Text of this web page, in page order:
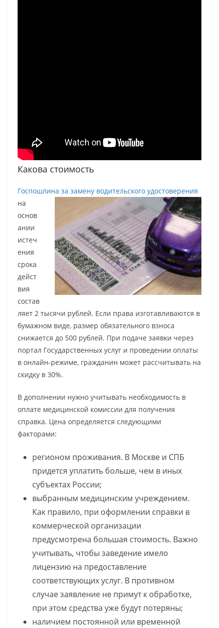
Какова стоимость
Госпошлина за замену водительского удостоверения
на
основ
ании
истеч
ения
срока
дейст
вия
состав
ляет 2 тысячи рублей. Если права изготавливаются в
бумажном виде, размер обязательного взноса
снижается до 500 рублей. При подаче заявки через
портал Государственных услуг и проведении оплаты
в онлайн-режиме, гражданин может рассчитывать на
скидку в 30%.
В дополнении нужно учитывать необходимость в
оплате медицинской комиссии для получения
справка. Цена определяется следующими
факторами:
регионом проживания. В Москве и СПБ
придется уплатить больше, чем в иных
субъектах России;
выбранным медицинским учреждением.
Как правило, при оформлении справки в
коммерческой организации
предусмотрена большая стоимость. Важно
учитывать, чтобы заведение имело
лицензию на предоставление
соответствующих услуг. В противном
случае заявление не примут к обработке,
при этом средства уже будут потеряны;
наличием постоянной или временной